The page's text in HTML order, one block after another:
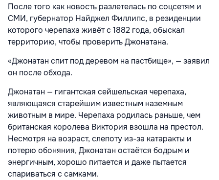
После того как новость разлетелась по соцсетям и
СМИ, губернатор Найджел Филлипс, в резиденции
которого черепаха живёт с 1882 года, обыскал
территорию, чтобы проверить Джонатана.
«Джонатан спит под деревом на пастбище», — заявил
он после обхода.
Джонатан — гигантская сейшельская черепаха,
являющаяся старейшим известным наземным
животным в мире. Черепаха родилась раньше, чем
британская королева Виктория взошла на престол.
Несмотря на возраст, слепоту из-за катаракты и
потерю обоняния, Джонатан остаётся бодрым и
энергичным, хорошо питается и даже пытается
спариваться с самками.